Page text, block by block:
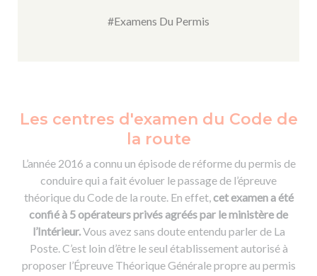
#Examens Du Permis
Les centres d'examen du Code de
la route
L’année 2016 a connu un épisode de réforme du permis de
conduire qui a fait évoluer le passage de l’épreuve
théorique du Code de la route. En effet,cet examen a été
confié à 5 opérateurs privés agréés par le ministère de
l’Intérieur.Vous avez sans doute entendu parler de La
Poste. C’est loin d’être le seul établissement autorisé à
proposer l’Épreuve Théorique Générale propre au permis